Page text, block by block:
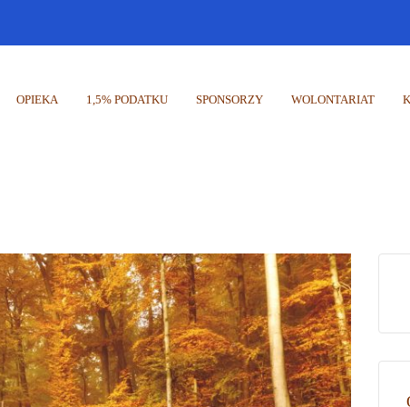
OPIEKA 1,5% PODATKU SPONSORZY WOLONTARIAT